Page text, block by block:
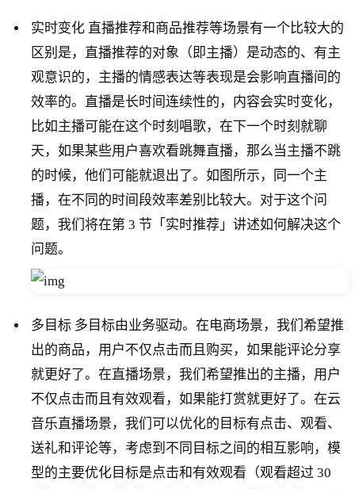
实时变化 直播推荐和商品推荐等场景有一个比较大的
区别是，直播推荐的对象（即主播）是动态的、有主
观意识的，主播的情感表达等表现是会影响直播间的
效率的。直播是长时间连续性的，内容会实时变化，
比如主播可能在这个时刻唱歌，在下一个时刻就聊
天，如果某些用户喜欢看跳舞直播，那么当主播不跳
的时候，他们可能就退出了。如图所示，同一个主
播，在不同的时间段效率差别比较大。对于这个问
题，我们将在第 3 节「实时推荐」讲述如何解决这个
问题。
多目标 多目标由业务驱动。在电商场景，我们希望推
出的商品，用户不仅点击而且购买，如果能评论分享
就更好了。在直播场景，我们希望推出的主播，用户
不仅点击而且有效观看，如果能打赏就更好了。在云
音乐直播场景，我们可以优化的目标有点击、观看、
送礼和评论等，考虑到不同目标之间的相互影响，模
型的主要优化目标是点击和有效观看（观看超过 30